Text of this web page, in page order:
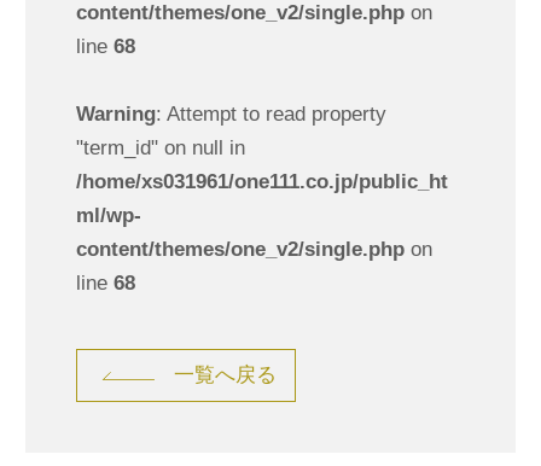
content/themes/one_v2/single.phpon
line 68
Warning: Attempt to read property
"term_id" on null in
/home/xs031961/one111.co.jp/public_ht
ml/wp-
content/themes/one_v2/single.phpon
line 68
一覧へ戻る